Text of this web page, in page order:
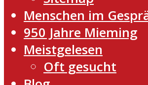
Menschen im
950 Jahre Mieming
Meistgelesen
Oft gesucht